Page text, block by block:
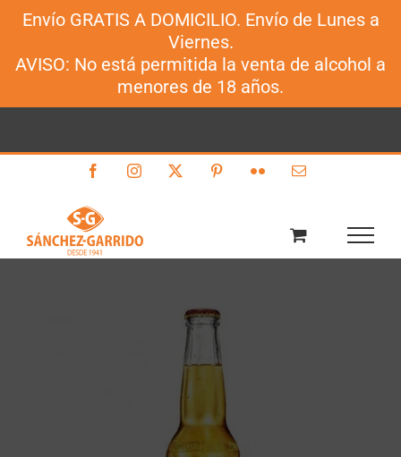
Envío GRATIS A DOMICILIO. Envío de Lunes a
Viernes.
AVISO: No está permitida la venta de alcohol a
menores de 18 años.
FacebookInstagram PinterestFlickr Correo
Sánchez-Garrido